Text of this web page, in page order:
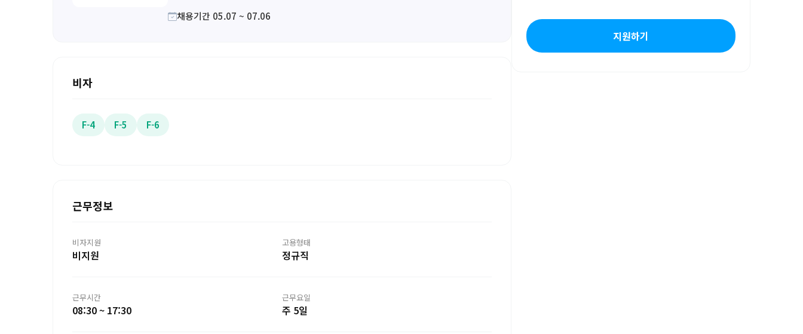
채용기간 05.07 ~ 07.06
비자
F-4 F-5 F-6
근무정보
비자지원
비지원
고용형태
정규직
근무시간
08:30 ~ 17:30
근무요일
주 5일
지원하기